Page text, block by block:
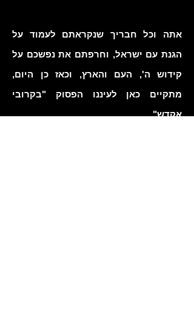
אתה וכל חבריך שנקראתם לעמוד על
הגנת עם ישראל, וחרפתם את נפשכם על
קידוש ה', העם והארץ, וכאז כן היום,
מתקיים כאן לעיננו הפסוק "בקרובי
אקדש".